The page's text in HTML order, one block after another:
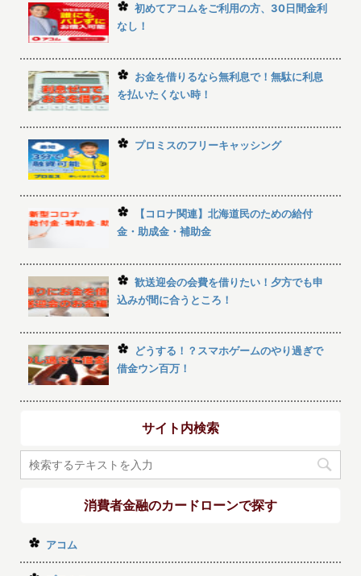
初めてアコムをご利用の方、30日間金利
なし！
お金を借りるなら無利息で！無駄に利息
を払いたくない時！
プロミスのフリーキャッシング
【コロナ関連】北海道民のための給付
金・助成金・補助金
歓送迎会の会費を借りたい！夕方でも申
込みが間に合うところ！
どうする！？スマホゲームのやり過ぎで
借金ウン百万！
サイト内検索
消費者金融のカードローンで探す
アコム